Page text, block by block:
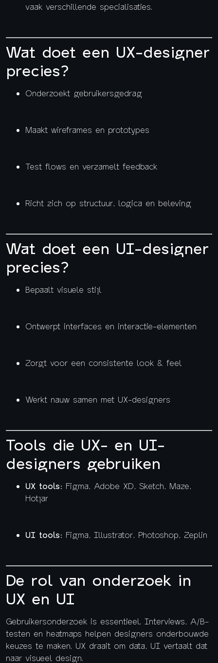
vaak verschillende specialisaties.
Wat doet een UX-designer
precies?
Onderzoekt gebruikersgedrag
Maakt wireframes en prototypes
Test flows en verzamelt feedback
Richt zich op structuur, logica en beleving
Wat doet een UI-designer
precies?
Bepaalt visuele stijl
Ontwerpt interfaces en interactie-elementen
Zorgt voor een consistente look & feel
Werkt nauw samen met UX-designers
Tools die UX- en UI-
designers gebruiken
UX tools: Figma, Adobe XD, Sketch, Maze,
Hotjar
UI tools: Figma, Illustrator, Photoshop, Zeplin
De rol van onderzoek in
UX en UI
Gebruikersonderzoek is essentieel. Interviews, A/B-
testen en heatmaps helpen designers onderbouwde
keuzes te maken. UX draait om data, UI vertaalt dat
naar visueel design.